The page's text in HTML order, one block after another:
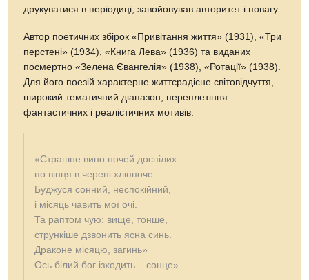
друкуватися в періодиці, завойовував авторитет і повагу.
Автор поетичних збірок «Привітання життя» (1931), «Три
перстені» (1934), «Книга Лева» (1936) та виданих
посмертно «Зелена Євангелія» (1938), «Ротації» (1938).
Для його поезій характерне життєрадісне світовідчуття,
широкий тематичний діапазон, переплетіння
фантастичних і реалістичних мотивів.
«Страшне вино ночей доспілих
по вінця в черепі хлюпоче.
Буджуся сонний, неспокійний,
і місяць чавить мої очі.
Та раптом чую: вище, тонше,
стрункіше дзвонить ясна синь.
Драконе місяцю, загинь»
Ось білий бог ізходить – сонце».